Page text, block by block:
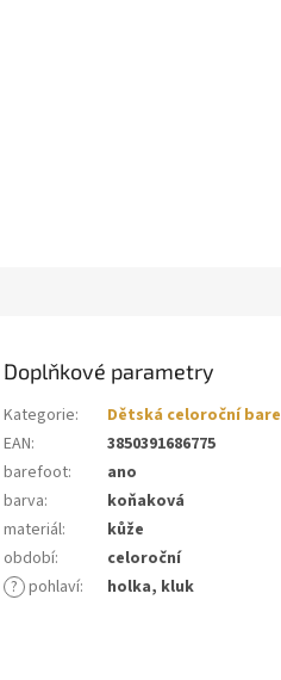
Doplňkové parametry
Kategorie:
Dětská celoroční
EAN:
3850391686775
barefoot:
ano
barva:
koňaková
materiál:
kůže
období:
celoroční
? pohlaví: holka, kluk